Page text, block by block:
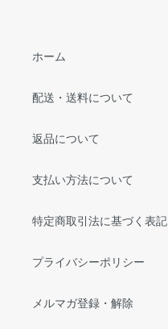
ホーム
配送・送料について
返品について
支払い方法について
特定商取引法に基づく表記
プライバシーポリシー
メルマガ登録・解除